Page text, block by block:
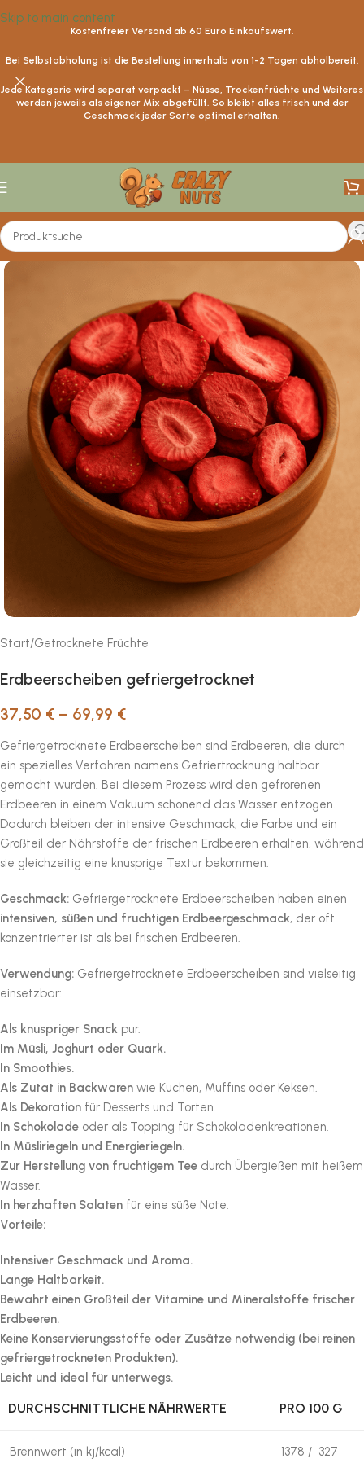
Skip to main content
Kostenfreier Versand ab 60 Euro Einkaufswert.
Bei Selbstabholung ist die Bestellung innerhalb von 1-2 Tagen abholbereit.
Jede Kategorie wird separat verpackt – Nüsse, Trockenfrüchte und Weiteres
werden jeweils als eigener Mix abgefüllt. So bleibt alles frisch und der
Geschmack jeder Sorte optimal erhalten.
Start/Getrocknete Früchte
Erdbeerscheiben gefriergetrocknet
37,50 € – 69,99 €
Gefriergetrocknete Erdbeerscheiben sind Erdbeeren, die durch
ein spezielles Verfahren namens Gefriertrocknung haltbar
gemacht wurden. Bei diesem Prozess wird den gefrorenen
Erdbeeren in einem Vakuum schonend das Wasser entzogen.
Dadurch bleiben der intensive Geschmack, die Farbe und ein
Großteil der Nährstoffe der frischen Erdbeeren erhalten, während
sie gleichzeitig eine knusprige Textur bekommen.
Geschmack: Gefriergetrocknete Erdbeerscheiben haben einen
intensiven, süßen und fruchtigen Erdbeergeschmack, der oft
konzentrierter ist als bei frischen Erdbeeren.
Verwendung: Gefriergetrocknete Erdbeerscheiben sind vielseitig
einsetzbar:
Als knuspriger Snack pur.
Im Müsli, Joghurt oder Quark.
In Smoothies.
Als Zutat in Backwaren wie Kuchen, Muffins oder Keksen.
Als Dekoration für Desserts und Torten.
In Schokolade oder als Topping für Schokoladenkreationen.
In Müsliriegeln und Energieriegeln.
Zur Herstellung von fruchtigem Tee durch Übergießen mit heißem
Wasser.
In herzhaften Salaten für eine süße Note.
Vorteile:
Intensiver Geschmack und Aroma.
Lange Haltbarkeit.
Bewahrt einen Großteil der Vitamine und Mineralstoffe frischer
Erdbeeren.
Keine Konservierungsstoffe oder Zusätze notwendig (bei reinen
gefriergetrockneten Produkten).
Leicht und ideal für unterwegs.
DURCHSCHNITTLICHE NÄHRWERTE PRO 100 G
Brennwert (in kj/kcal) 1378 / 327